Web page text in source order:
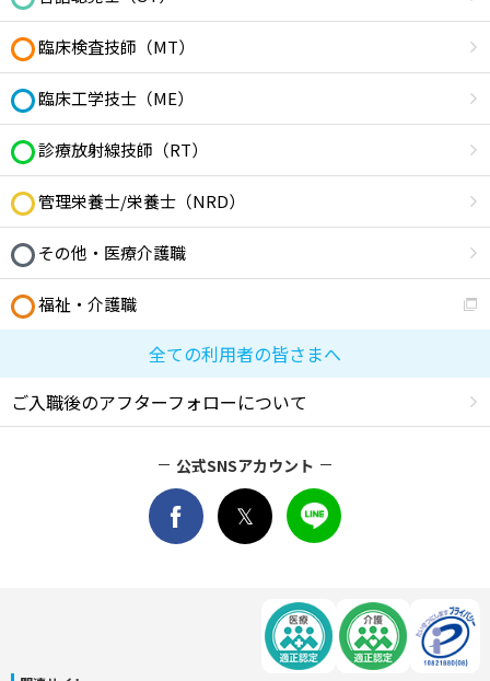
臨床検査技師（MT）
臨床工学技士（ME）
診療放射線技師（RT）
管理栄養士/栄養士（NRD）
その他・医療介護職
福祉・介護職
全ての利用者の皆さまへ
ご入職後のアフターフォローについて
公式SNSアカウント